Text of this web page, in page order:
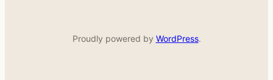
Proudly powered by WordPress.